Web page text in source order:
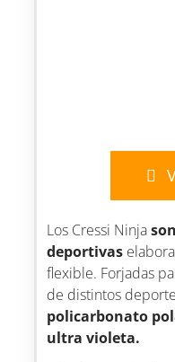
Los Cressi Ninja
deportivas
flexible. Forjadas
de distintos
policarbonato
ultra violeta.